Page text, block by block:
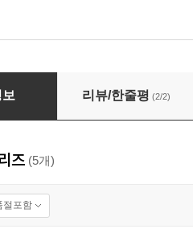
장의 원리 Level 4
리뷰/한줄평 (2/2)
즈 (5개)
절포함